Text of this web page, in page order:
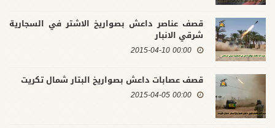
قصف عناصر داعش بصواريخ الاشتر في السجارية
شرقي الانبار
00:00 2015-04-10
قصف عصابات داعش بصواريخ البتار شمال تكريت
00:00 2015-04-05